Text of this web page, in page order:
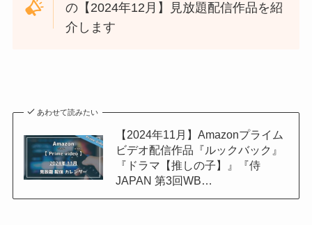
の【2024年12月】見放題配信作品を紹
介します
あわせて読みたい
【2024年11月】Amazonプライム
ビデオ配信作品『ルックバック』
『ドラマ【推しの子】』『侍
JAPAN 第3回WB…